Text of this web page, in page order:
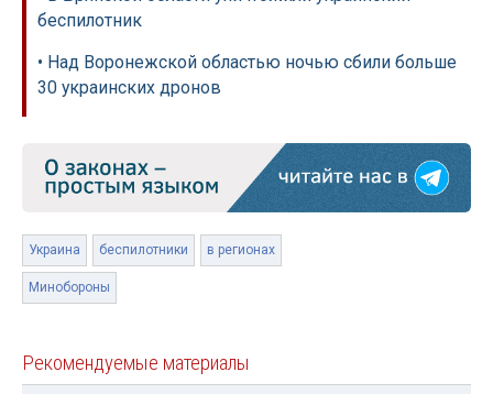
беспилотник
• Над Воронежской областью ночью сбили больше
30 украинских дронов
Украина беспилотники в регионах
Минобороны
Рекомендуемые материалы